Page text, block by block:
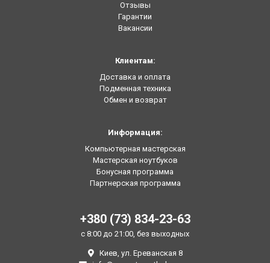
Отзывы
Гарантии
Вакансии
Клиентам:
Доставка и оплата
Подменная техника
Обмен и возврат
Информация:
Компьютерная мастерская
Мастерская ноутбуков
Бонусная программа
Партнерская программа
+380 (73) 834-23-63
с 8:00 до 21:00, без выходных
Киев, ул. Ереванская 8